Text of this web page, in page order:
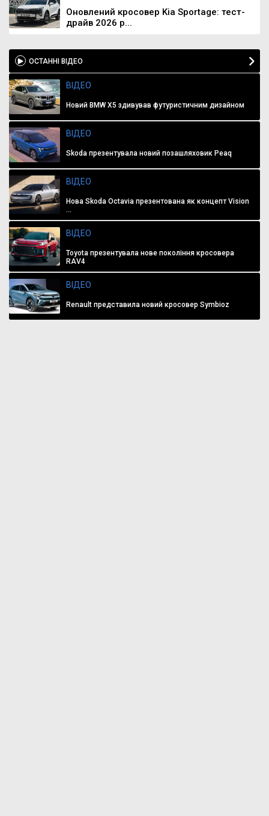
Оновлений кросовер Kia Sportage: тест-
драйв 2026 р...
ОСТАННІ ВІДЕО
ВІДЕО
Новий BMW X5 здивував футуристичним дизайном
ВІДЕО
Skoda презентувала новий позашляховик Peaq
ВІДЕО
Нова Skoda Octavia презентована як концепт Vision
...
ВІДЕО
Toyota презентувала нове покоління кросовера
RAV4
ВІДЕО
Renault представила новий кросовер Symbioz